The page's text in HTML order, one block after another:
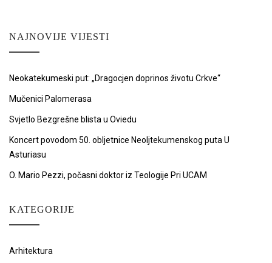
NAJNOVIJE VIJESTI
Neokatekumeski put: „Dragocjen doprinos životu Crkve“
Mučenici Palomerasa
Svjetlo Bezgrešne blista u Oviedu
Koncert povodom 50. obljetnice Neoljtekumenskog puta U
Asturiasu
O. Mario Pezzi, počasni doktor iz Teologije Pri UCAM
KATEGORIJE
Arhitektura